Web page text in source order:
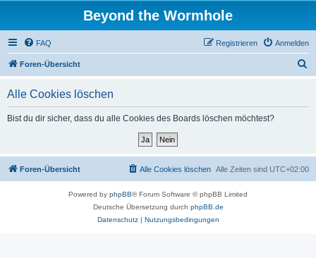
Beyond the Wormhole
FAQ Anmelden
Registrieren
Foren-Übersicht
Alle Cookies löschen
Bist du dir sicher, dass du alle Cookies des Boards löschen möchtest?
Foren-Übersicht Alle Zeiten sind UTC+02:00
Alle Cookies löschen
Powered by phpBB® Forum Software © phpBB Limited
Deutsche Übersetzung durch phpBB.de
Datenschutz| Nutzungsbedingungen